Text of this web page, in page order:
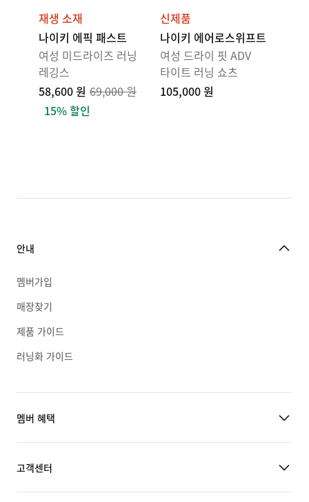
재생 소재
나이키 에픽 패스트
여성 미드라이즈 러닝
레깅스
58,600 원 69,000 원
15% 할인
신제품
나이키 에어로스위프트
여성 드라이 핏 ADV
타이트 러닝 쇼츠
105,000 원
안내
멤버가입
매장찾기
제품 가이드
러닝화 가이드
멤버 혜택
고객센터